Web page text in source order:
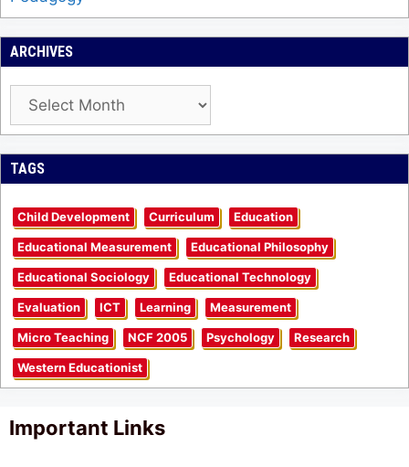
ARCHIVES
Archives
TAGS
Child Development Curriculum Education
Educational Measurement Educational Philosophy
Educational Sociology Educational Technology
Evaluation ICT Learning Measurement
Micro Teaching NCF 2005 Psychology Research
Western Educationist
Important Links